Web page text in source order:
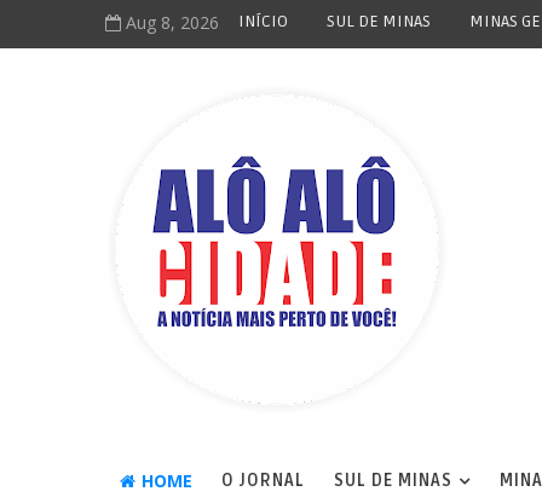
Aug 8, 2026 INÍCIO SUL DE MINAS MINAS
HOME O JORNAL SUL DE MINAS